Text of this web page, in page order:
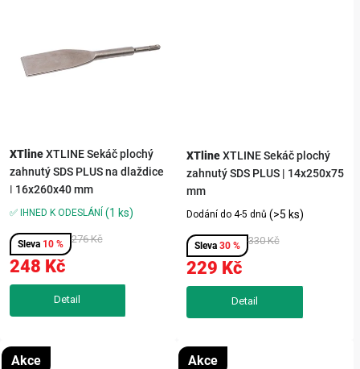
XTline XTLINE Sekáč plochý
zahnutý SDS PLUS na dlaždice
| 16x260x40 mm
✅ IHNED K ODESLÁNÍ (1 ks)
10 %
248 Kč
276 Kč
XTline XTLINE Sekáč plochý
zahnutý SDS PLUS | 14x250x75
mm
Dodání do 4-5 dnů (>5 ks)
30 %
229 Kč
330 Kč
Akce Akce